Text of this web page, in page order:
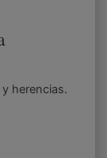
herencias.